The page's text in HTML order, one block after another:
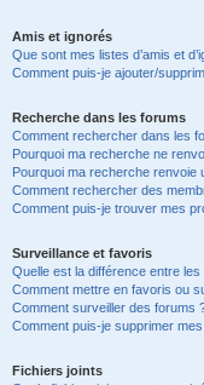
Amis et ignorés
Que sont mes listes d’amis et
Comment puis-je ajouter/
Recherche dans les forums
Comment rechercher dans les
Pourquoi ma recherche ne
Pourquoi ma recherche renvoie
Comment rechercher des
Comment puis-je trouver mes
Surveillance et favoris
Quelle est la différence entre
Comment mettre en favoris ou
Comment surveiller des forums
Comment puis-je supprimer
Fichiers joints